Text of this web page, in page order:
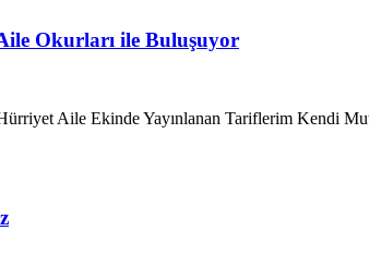
Okurları ile Buluşuyor
Aile Ekinde Yayınlanan Tariflerim Kendi